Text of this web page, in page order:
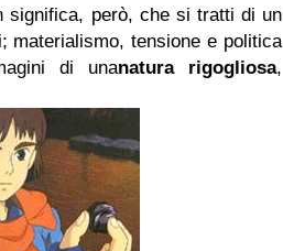
significa, però, che si tratti di un
materialismo, tensione e politica
di unanatura rigogliosa,